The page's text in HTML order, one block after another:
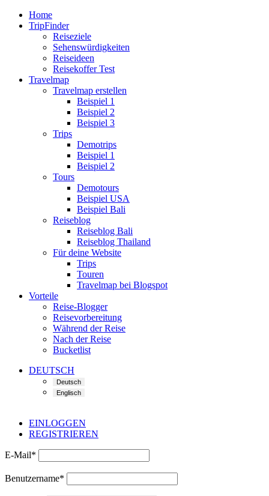
Home
TripFinder
Reiseziele
Sehenswürdigkeiten
Reiseideen
Reisekoffer Test
Travelmap
Travelmap erstellen
Beispiel 1
Beispiel 2
Beispiel 3
Trips
Demotrips
Beispiel 1
Beispiel 2
Tours
Demotours
Beispiel USA
Beispiel Bali
Reiseblog
Reiseblog Bali
Reiseblog Thailand
Für deine Website
Trips
Touren
Travelmap bei Blogspot
Vorteile
Reise-Blogger
Reisevorbereitung
Während der Reise
Nach der Reise
Bucketlist
DEUTSCH
EINLOGGEN
REGISTRIEREN
E-Mail*
Benutzername*